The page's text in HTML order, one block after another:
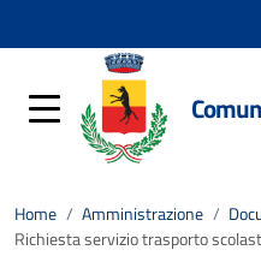
Home / Amministrazione /
Richiesta servizio trasporto